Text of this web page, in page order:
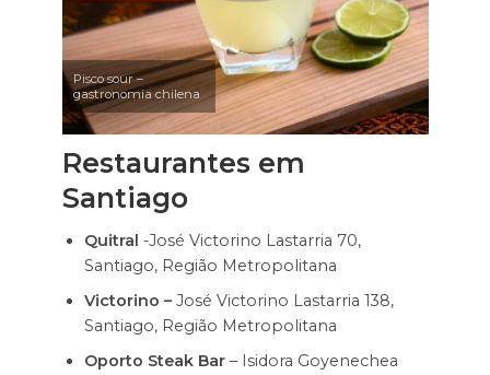
Pisco sour –
gastronomia chilena
Restaurantes em
Santiago
Quitral -José Victorino Lastarria 70,
Santiago, Região Metropolitana
Victorino – José Victorino Lastarria 138,
Santiago, Região Metropolitana
Oporto Steak Bar– Isidora Goyenechea